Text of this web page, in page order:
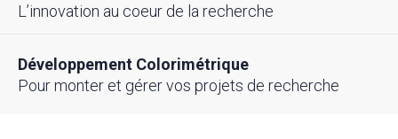
L’innovation au coeur de la recherche
Développement Colorimétrique
Pour monter et gérer vos projets de recherche